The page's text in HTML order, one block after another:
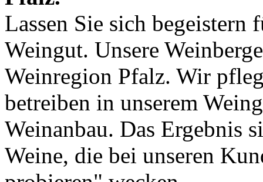
Lassen Sie sich begeistern
Weingut. Unsere
Weinregion Pfalz. Wir
betreiben in unserem
Weinanbau. Das Ergebnis
Weine, die bei unseren